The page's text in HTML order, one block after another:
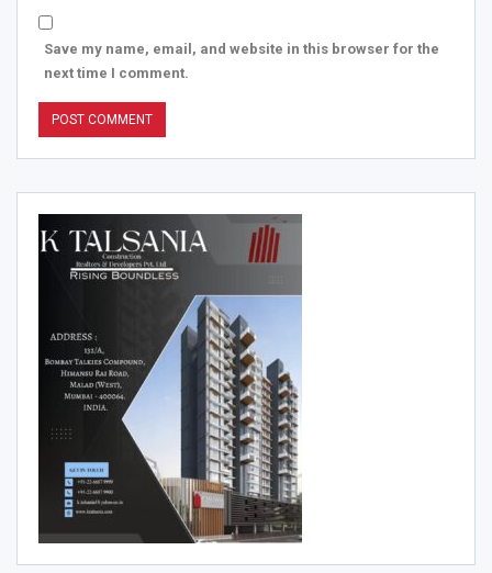
Save my name, email, and website in this browser for the
next time I comment.